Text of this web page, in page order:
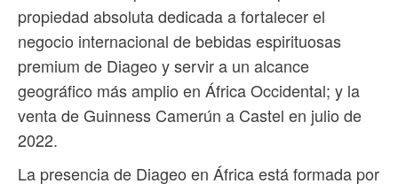
propiedad absoluta dedicada a fortalecer el
negocio internacional de bebidas espirituosas
premium de Diageo y servir a un alcance
geográfico más amplio en África Occidental; y la
venta de Guinness Camerún a Castel en julio de
2022.
La presencia de Diageo en África está formada por